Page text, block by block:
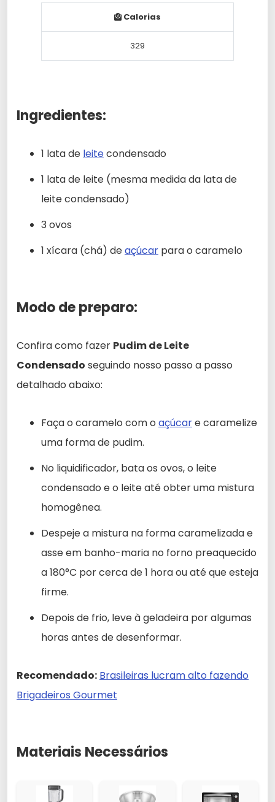
Calorias
329
Ingredientes:
1 lata de leitecondensado
1 lata de leite (mesma medida da lata de
leite condensado)
3 ovos
1 xícara (chá) deaçúcar para o caramelo
Modo de preparo:
Confira como fazer Pudim de Leite
Condensado seguindo nosso passo a passo
detalhado abaixo:
Faça o caramelo com o açúcare caramelize
uma forma de pudim.
No liquidificador, bata os ovos, o leite
condensado e o leite até obter uma mistura
homogênea.
Despeje a mistura na forma caramelizada e
asse em banho-maria no forno preaquecido
a 180°C por cerca de 1 hora ou até que esteja
firme.
Depois de frio, leve à geladeira por algumas
horas antes de desenformar.
Recomendado: Brasileiras lucram alto fazendo
Brigadeiros Gourmet
Materiais Necessários